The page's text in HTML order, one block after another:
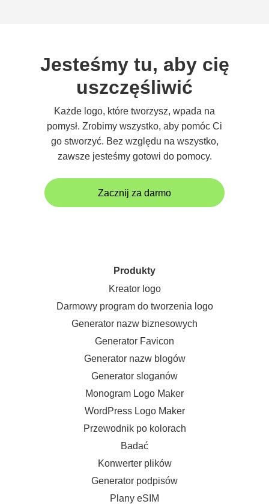
Jesteśmy tu, aby cię
uszczęśliwić
Każde logo, które tworzysz, wpada na
pomysł. Zrobimy wszystko, aby pomóc Ci
go stworzyć. Bez względu na wszystko,
zawsze jesteśmy gotowi do pomocy.
Zacznij za darmo
Produkty
Kreator logo
Darmowy program do tworzenia logo
Generator nazw biznesowych
Generator Favicon
Generator nazw blogów
Generator sloganów
Monogram Logo Maker
WordPress Logo Maker
Przewodnik po kolorach
Badać
Konwerter plików
Generator podpisów
Plany eSIM